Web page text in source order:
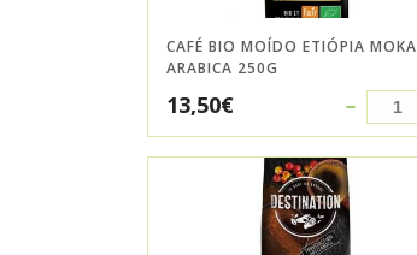
CAFÉ BIO MOÍDO ETIÓPIA MOKA
ARABICA 250G
13,50€